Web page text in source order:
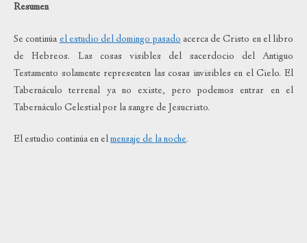
Resumen
Se continúael estudio del domingo pasadoacerca de Cristo en el libro
de Hebreos. Las cosas visibles del sacerdocio del Antiguo
Testamento solamente representen las cosas invisibles en el Cielo. El
Tabernáculo terrenal ya no existe, pero podemos entrar en el
Tabernáculo Celestial por la sangre de Jesucristo.
El estudio continúa en elmensaje de la noche.